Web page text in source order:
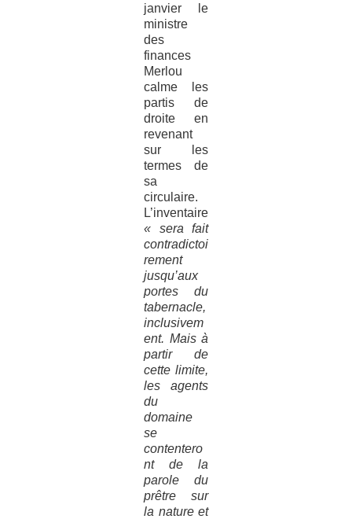
janvier le
ministre
des
finances
Merlou
calme les
partis de
droite en
revenant
sur les
termes de
sa
circulaire.
L’inventaire
« sera fait
contradictoi
rement
jusqu’aux
portes du
tabernacle,
inclusivem
ent. Mais à
partir de
cette limite,
les agents
du
domaine
se
contentero
nt de la
parole du
prêtre sur
la nature et